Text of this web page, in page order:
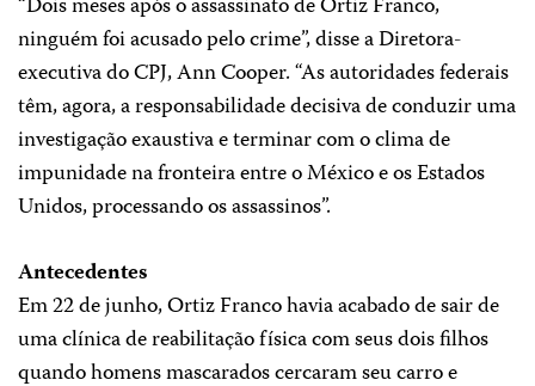
“Dois meses após o assassinato de Ortiz Franco,
ninguém foi acusado pelo crime”, disse a Diretora-
executiva do CPJ, Ann Cooper. “As autoridades federais
têm, agora, a responsabilidade decisiva de conduzir uma
investigação exaustiva e terminar com o clima de
impunidade na fronteira entre o México e os Estados
Unidos, processando os assassinos”.
Antecedentes
Em 22 de junho, Ortiz Franco havia acabado de sair de
uma clínica de reabilitação física com seus dois filhos
quando homens mascarados cercaram seu carro e